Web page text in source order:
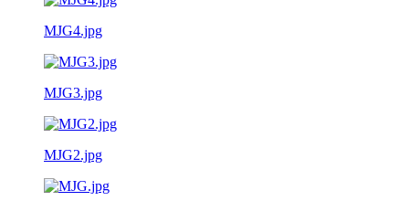
MJG4.jpg
MJG3.jpg
MJG2.jpg